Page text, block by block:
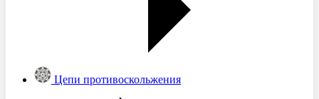
Цепи противоскольжения